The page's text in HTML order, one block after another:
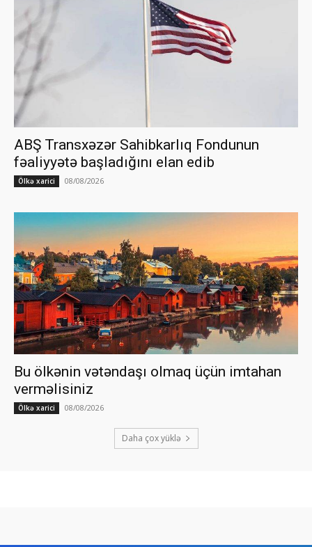
ABŞ Transxəzər Sahibkarlıq Fondunun
fəaliyyətə başladığını elan edib
Ölkə xarici 08/08/2026
Bu ölkənin vətəndaşı olmaq üçün imtahan
verməlisiniz
Ölkə xarici 08/08/2026
Daha çox yüklə